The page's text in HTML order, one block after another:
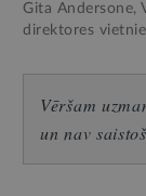
Gita Andersone,
direktores
Vēršam
un nav